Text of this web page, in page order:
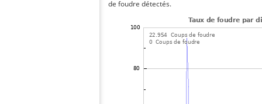
de foudre détectés.